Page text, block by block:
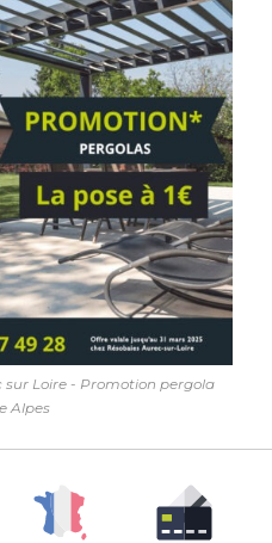
Loire - Promotion pergola
Alpes